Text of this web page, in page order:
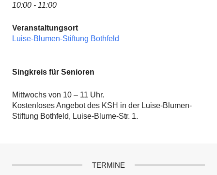
10:00 - 11:00
Veranstaltungsort
Luise-Blumen-Stiftung Bothfeld
Singkreis für Senioren
Mittwochs von 10 – 11 Uhr.
Kostenloses Angebot des KSH in der Luise-Blumen-
Stiftung Bothfeld, Luise-Blume-Str. 1.
TERMINE